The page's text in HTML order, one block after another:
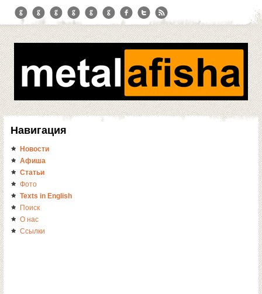
Навигация
Новости
Афиша
Статьи
Фото
Texts in English
Поиск
О нас
Ссылки